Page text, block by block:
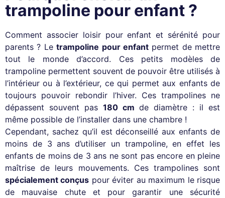
trampoline pour enfant ?
Comment associer loisir pour enfant et sérénité pour
parents ? Letrampoline pour enfantpermet de mettre
tout le monde d’accord. Ces petits modèles de
trampoline permettent souvent de pouvoir être utilisés à
l’intérieur ou à l’extérieur, ce qui permet aux enfants de
toujours pouvoir rebondir l’hiver. Ces trampolines ne
dépassent souvent pas 180 cm de diamètre : il est
même possible de l’installer dans une chambre !
Cependant, sachez qu’il est déconseillé aux enfants de
moins de 3 ans d’utiliser un trampoline, en effet les
enfants de moins de 3 ans ne sont pas encore en pleine
maîtrise de leurs mouvements. Ces trampolines sont
spécialement conçus pour éviter au maximum le risque
de mauvaise chute et pour garantir une sécurité